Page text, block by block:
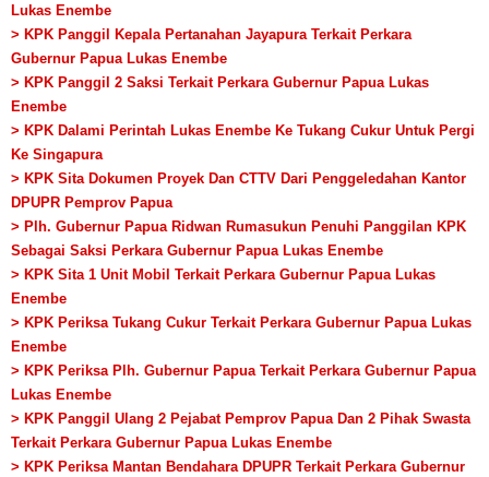
Lukas Enembe
> KPK Panggil Kepala Pertanahan Jayapura Terkait Perkara
Gubernur Papua Lukas Enembe
> KPK Panggil 2 Saksi Terkait Perkara Gubernur Papua Lukas
Enembe
> KPK Dalami Perintah Lukas Enembe Ke Tukang Cukur Untuk Pergi
Ke Singapura
> KPK Sita Dokumen Proyek Dan CTTV Dari Penggeledahan Kantor
DPUPR Pemprov Papua
> Plh. Gubernur Papua Ridwan Rumasukun Penuhi Panggilan KPK
Sebagai Saksi Perkara Gubernur Papua Lukas Enembe
> KPK Sita 1 Unit Mobil Terkait Perkara Gubernur Papua Lukas
Enembe
> KPK Periksa Tukang Cukur Terkait Perkara Gubernur Papua Lukas
Enembe
> KPK Periksa Plh. Gubernur Papua Terkait Perkara Gubernur Papua
Lukas Enembe
> KPK Panggil Ulang 2 Pejabat Pemprov Papua Dan 2 Pihak Swasta
Terkait Perkara Gubernur Papua Lukas Enembe
> KPK Periksa Mantan Bendahara DPUPR Terkait Perkara Gubernur